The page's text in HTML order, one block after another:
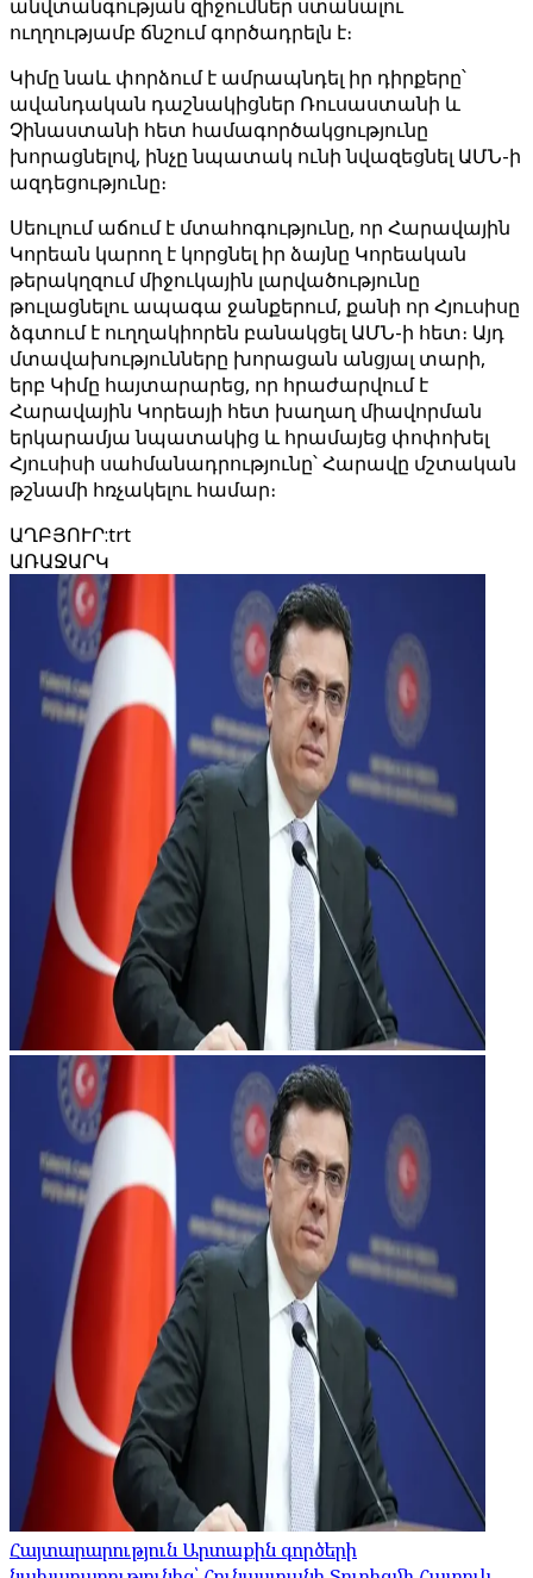
անվտանգության զիջումներ ստանալու
ուղղությամբ ճնշում գործադրելն է։
Կիմը նաև փորձում է ամրապնդել իր դիրքերը՝
ավանդական դաշնակիցներ Ռուսաստանի և
Չինաստանի հետ համագործակցությունը
խորացնելով, ինչը նպատակ ունի նվազեցնել ԱՄՆ-ի
ազդեցությունը։
Սեուլում աճում է մտահոգությունը, որ Հարավային
Կորեան կարող է կորցնել իր ձայնը Կորեական
թերակղզում միջուկային լարվածությունը
թուլացնելու ապագա ջանքերում, քանի որ Հյուսիսը
ձգտում է ուղղակիորեն բանակցել ԱՄՆ-ի հետ։ Այդ
մտավախությունները խորացան անցյալ տարի,
երբ Կիմը հայտարարեց, որ հրաժարվում է
Հարավային Կորեայի հետ խաղաղ միավորման
երկարամյա նպատակից և հրամայեց փոփոխել
Հյուսիսի սահմանադրությունը՝ Հարավը մշտական
թշնամի հռչակելու համար։
ԱՂԲՅՈՒՐ:trt
ԱՌԱՋԱՐԿ
Հայտարարություն Արտաքին գործերի